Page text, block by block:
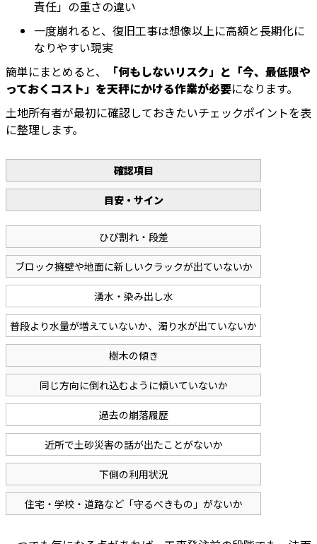
責任」の重さの違い
一度崩れると、復旧工事は想像以上に高額と長期化に
なりやすい現実
簡単にまとめると、
「何もしないリスク」と「今、最低限や
っておくコスト」を天秤にかける作業が必要になります。
土地所有者が最初に確認しておきたいチェックポイントを表
に整理します。
確認項目
目安・サイン
ひび割れ・段差
ブロック擁壁や地面に新しいクラックが出ていないか
湧水・染み出し水
普段より水量が増えていないか、濁り水が出ていないか
樹木の傾き
同じ方向に倒れ込むように傾いていないか
過去の崩落履歴
近所で土砂災害の話が出たことがないか
下側の利用状況
住宅・学校・道路など「守るべきもの」がないか